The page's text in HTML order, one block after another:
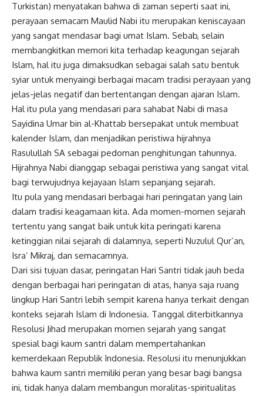
Turkistan) menyatakan bahwa di zaman seperti saat ini,
perayaan semacam Maulid Nabi itu merupakan keniscayaan
yang sangat mendasar bagi umat Islam. Sebab, selain
membangkitkan memori kita terhadap keagungan sejarah
Islam, hal itu juga dimaksudkan sebagai salah satu bentuk
syiar untuk menyaingi berbagai macam tradisi perayaan yang
jelas-jelas negatif dan bertentangan dengan ajaran Islam.
Hal itu pula yang mendasari para sahabat Nabi di masa
Sayidina Umar bin al-Khattab bersepakat untuk membuat
kalender Islam, dan menjadikan peristiwa hijrahnya
Rasulullah SA sebagai pedoman penghitungan tahunnya.
Hijrahnya Nabi dianggap sebagai peristiwa yang sangat vital
bagi terwujudnya kejayaan Islam sepanjang sejarah.
Itu pula yang mendasari berbagai hari peringatan yang lain
dalam tradisi keagamaan kita. Ada momen-momen sejarah
tertentu yang sangat baik untuk kita peringati karena
ketinggian nilai sejarah di dalamnya, seperti Nuzulul Qur’an,
Isra’ Mikraj, dan semacamnya.
Dari sisi tujuan dasar, peringatan Hari Santri tidak jauh beda
dengan berbagai hari peringatan di atas, hanya saja ruang
lingkup Hari Santri lebih sempit karena hanya terkait dengan
konteks sejarah Islam di Indonesia. Tanggal diterbitkannya
Resolusi Jihad merupakan momen sejarah yang sangat
spesial bagi kaum santri dalam mempertahankan
kemerdekaan Republik Indonesia. Resolusi itu menunjukkan
bahwa kaum santri memiliki peran yang besar bagi bangsa
ini, tidak hanya dalam membangun moralitas-spiritualitas